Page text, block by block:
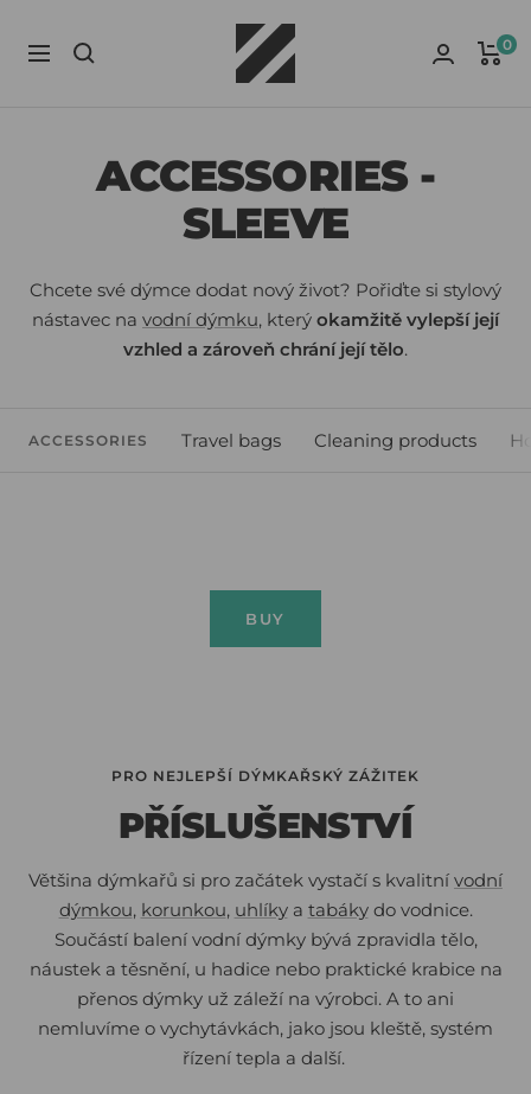
Navigation
Izzy
Smoke
0
ACCESSORIES -
SLEEVE
Chcete své dýmce dodat nový život? Pořiďte si stylový
nástavec na vodní dýmku, který okamžitě vylepší její
vzhled a zároveň chrání její tělo.
ACCESSORIES Travel bags Cleaning products
BUY
PRO NEJLEPŠÍ DÝMKAŘSKÝ ZÁŽITEK
PŘÍSLUŠENSTVÍ
Většina dýmkařů si pro začátek vystačí s kvalitní vodní
dýmkou, korunkou, uhlíkya tabákydo vodnice.
Součástí balení vodní dýmky bývá zpravidla tělo,
náustek a těsnění, u hadice nebo praktické krabice na
přenos dýmky už záleží na výrobci. A to ani
nemluvíme o vychytávkách, jako jsou kleště, systém
řízení tepla a další.